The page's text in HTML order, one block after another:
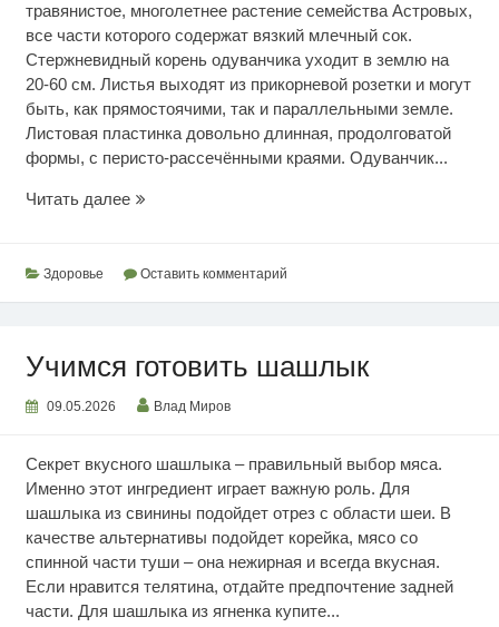
травянистое, многолетнее растение семейства Астровых,
все части которого содержат вязкий млечный сок.
Стержневидный корень одуванчика уходит в землю на
20-60 см. Листья выходят из прикорневой розетки и могут
быть, как прямостоячими, так и параллельными земле.
Листовая пластинка довольно длинная, продолговатой
формы, с перисто-рассечёнными краями. Одуванчик...
Читать далееПолезные
Здоровье Оставить комментарий
Учимся готовить шашлык
09.05.2026 Влад Миров
Секрет вкусного шашлыка – правильный выбор мяса.
Именно этот ингредиент играет важную роль. Для
шашлыка из свинины подойдет отрез с области шеи. В
качестве альтернативы подойдет корейка, мясо со
спинной части туши – она нежирная и всегда вкусная.
Если нравится телятина, отдайте предпочтение задней
части. Для шашлыка из ягненка купите...